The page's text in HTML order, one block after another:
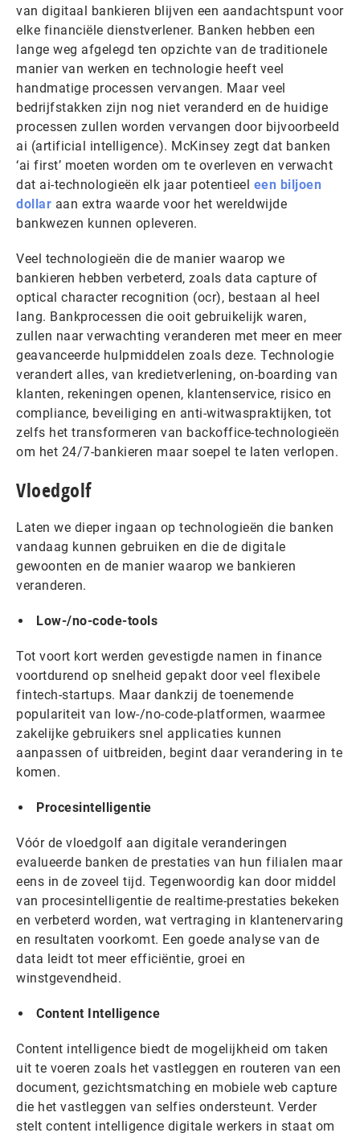
van digitaal bankieren blijven een aandachtspunt voor
elke financiële dienstverlener. Banken hebben een
lange weg afgelegd ten opzichte van de traditionele
manier van werken en technologie heeft veel
handmatige processen vervangen. Maar veel
bedrijfstakken zijn nog niet veranderd en de huidige
processen zullen worden vervangen door bijvoorbeeld
ai (artificial intelligence). McKinsey zegt dat banken
‘ai first’ moeten worden om te overleven en verwacht
dat ai-technologieën elk jaar potentieel een biljoen
dollar aan extra waarde voor het wereldwijde
bankwezen kunnen opleveren.
Veel technologieën die de manier waarop we
bankieren hebben verbeterd, zoals data capture of
optical character recognition (ocr), bestaan al heel
lang. Bankprocessen die ooit gebruikelijk waren,
zullen naar verwachting veranderen met meer en meer
geavanceerde hulpmiddelen zoals deze. Technologie
verandert alles, van kredietverlening, on-boarding van
klanten, rekeningen openen, klantenservice, risico en
compliance, beveiliging en anti-witwaspraktijken, tot
zelfs het transformeren van backoffice-technologieën
om het 24/7-bankieren maar soepel te laten verlopen.
Vloedgolf
Laten we dieper ingaan op technologieën die banken
vandaag kunnen gebruiken en die de digitale
gewoonten en de manier waarop we bankieren
veranderen.
Low-/no-code-tools
Tot voort kort werden gevestigde namen in finance
voortdurend op snelheid gepakt door veel flexibele
fintech-startups. Maar dankzij de toenemende
populariteit van low-/no-code-platformen, waarmee
zakelijke gebruikers snel applicaties kunnen
aanpassen of uitbreiden, begint daar verandering in te
komen.
Procesintelligentie
Vóór de vloedgolf aan digitale veranderingen
evalueerde banken de prestaties van hun filialen maar
eens in de zoveel tijd. Tegenwoordig kan door middel
van procesintelligentie de realtime-prestaties bekeken
en verbeterd worden, wat vertraging in klantenervaring
en resultaten voorkomt. Een goede analyse van de
data leidt tot meer efficiëntie, groei en
winstgevendheid.
Content Intelligence
Content intelligence biedt de mogelijkheid om taken
uit te voeren zoals het vastleggen en routeren van een
document, gezichtsmatching en mobiele web capture
die het vastleggen van selfies ondersteunt. Verder
stelt content intelligence digitale werkers in staat om